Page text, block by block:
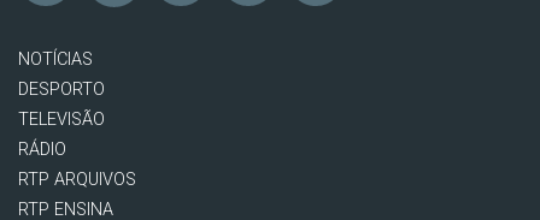
NOTÍCIAS
DESPORTO
TELEVISÃO
RÁDIO
RTP ARQUIVOS
RTP ENSINA